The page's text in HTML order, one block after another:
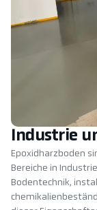
Industrie
Epoxidharzboden
Bereiche in
Bodentechnik,